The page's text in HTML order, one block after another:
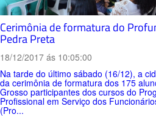
Cerimônia de formatura do
Pedra Preta
18/12/2017 ás 10:05:00
Na tarde do último sábado (16/12), a
da cerimônia de formatura dos 175
Grosso participantes dos cursos do
Profissional em Serviço dos
(Pro...